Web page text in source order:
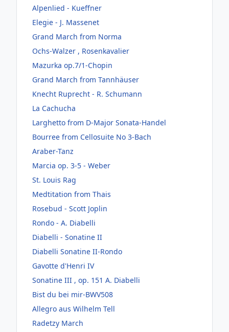
Alpenlied - Kueffner
Elegie - J. Massenet
Grand March from Norma
Ochs-Walzer , Rosenkavalier
Mazurka op.7/1-Chopin
Grand March from Tannhäuser
Knecht Ruprecht - R. Schumann
La Cachucha
Larghetto from D-Major Sonata-Handel
Bourree from Cellosuite No 3-Bach
Araber-Tanz
Marcia op. 3-5 - Weber
St. Louis Rag
Medtitation from Thais
Rosebud - Scott Joplin
Rondo - A. Diabelli
Diabelli - Sonatine II
Diabelli Sonatine II-Rondo
Gavotte d'Henri IV
Sonatine III , op. 151 A. Diabelli
Bist du bei mir-BWV508
Allegro aus Wilhelm Tell
Radetzy March